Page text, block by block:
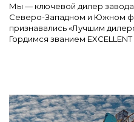
Мы — ключевой дилер завода
Северо-Западном и Южном
признавались «Лучшим
Гордимся званием